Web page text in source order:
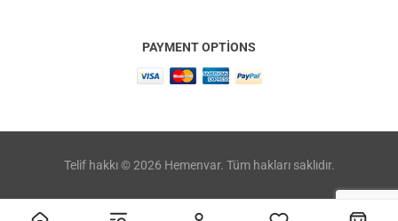
PAYMENT OPTIONS
Telif hakkı © 2026 Hemenvar. Tüm hakları saklıdır.